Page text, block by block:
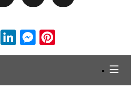
Telegram
LinkedIn
Messenger